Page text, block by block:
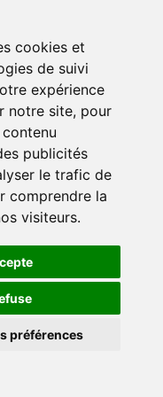
cookies et
de suivi
expérience
notre site, pour
publicités
le trafic de
comprendre la
visiteurs.
préférences
ENVIRONNEMENT
et son homologue